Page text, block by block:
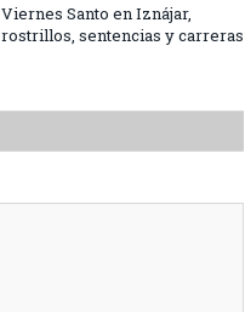
Viernes Santo en Iznájar,
rostrillos, sentencias y carreras